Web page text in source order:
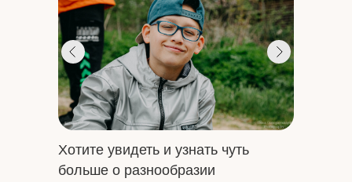
Хотите увидеть и узнать чуть
больше о разнообразии